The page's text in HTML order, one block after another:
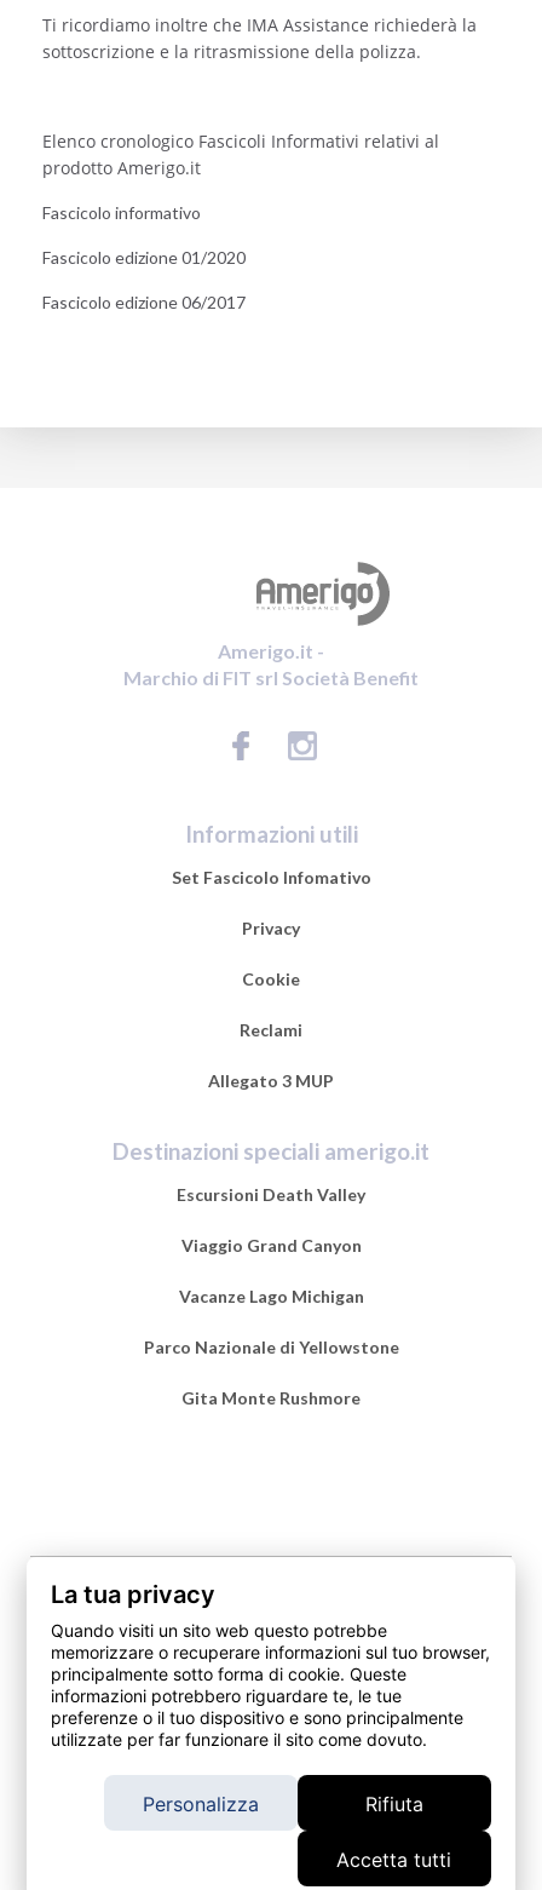
Ti ricordiamo inoltre che IMA Assistance richiederà la
sottoscrizione e la ritrasmissione della polizza.
Elenco cronologico Fascicoli Informativi relativi al
prodotto Amerigo.it
Fascicolo informativo
Fascicolo edizione 01/2020
Fascicolo edizione 06/2017
Amerigo.it -
Marchio di FIT srl Società Benefit
Informazioni utili
Set Fascicolo Infomativo
Privacy
Cookie
Reclami
Allegato 3 MUP
Destinazioni speciali amerigo.it
Escursioni Death Valley
Viaggio Grand Canyon
Vacanze Lago Michigan
Parco Nazionale di Yellowstone
Gita Monte Rushmore
© 2026 – Amerigo. it è un marchio di Fit srl Società Benefit,
intermediario assicurativo soggetto al controllo dell’IVASS
https://www.ivass.it/ , iscritto alla Sezione A del Registro
Unico degli Intermediari Assicurativi al numero
A000562210, verificabile qui, con sede in Via Silvio Pellico, 5
al Registro delle Imprese - Archivio CCIA di Monza e Brianza
con numero Rea MB-1909689.
info@amerigo.it- Pec
La tua privacy
Quando visiti un sito web questo potrebbe
memorizzare o recuperare informazioni sul tuo browser,
principalmente sotto forma di cookie. Queste
informazioni potrebbero riguardare te, le tue
preferenze o il tuo dispositivo e sono principalmente
utilizzate per far funzionare il sito come dovuto.
Personalizza Rifiuta
Accetta tutti